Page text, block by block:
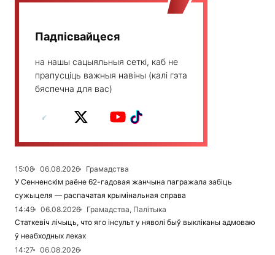
Падпісвайцеся
на нашы сацыяльныя сеткі, каб не
прапусціць важныя навіны (калі гэта
бяспечна для вас)
15:08 06.08.2026
Грамадства
У Сенненскім раёне 62-гадовая жанчына пагражала забіць
сужыцеля — распачатая крымінальная справа
14:49
06.08.2026
Грамадства, Палітыка
Статкевіч лічыць, что яго інсульт у няволі быў выкліканы адмоваю
ў неабходных леках
14:27
06.08.2026